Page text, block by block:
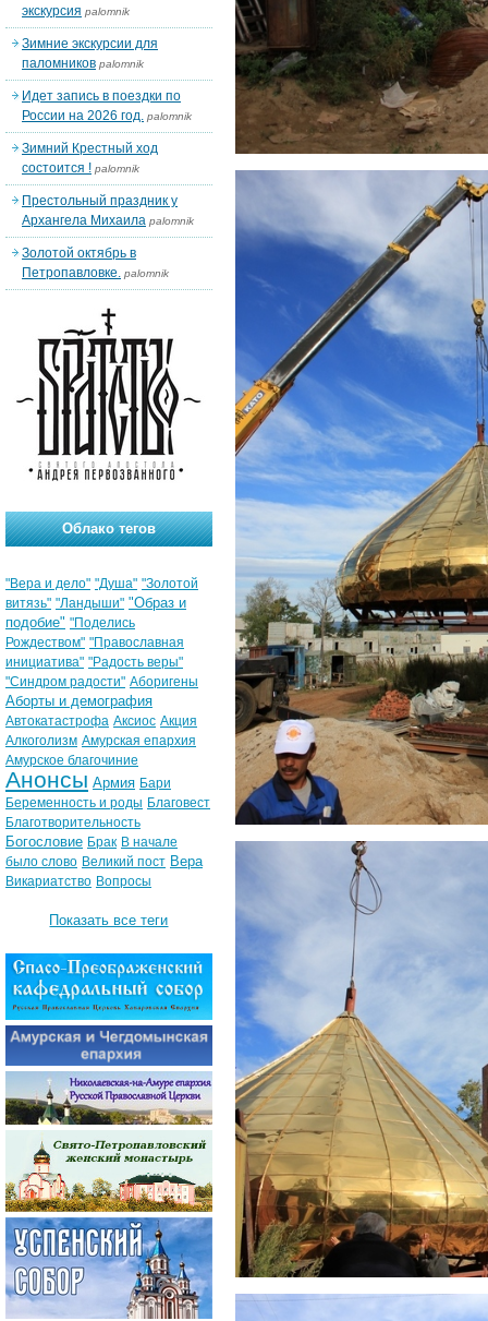
экскурсия palomnik
Зимние экскурсии для
паломников palomnik
Идет запись в поездки по
России на 2026 год. palomnik
Зимний Крестный ход
состоится ! palomnik
Престольный праздник у
Архангела Михаила palomnik
Золотой октябрь в
Петропавловке. palomnik
Облако тегов
"Вера и дело" "Душа" "Золотой
витязь" "Ландыши" "Образ и
подобие" "Поделись
Рождеством" "Православная
инициатива" "Радость веры"
"Синдром радости" Аборигены
Аборты и демография
Автокатастрофа Аксиос Акция
Алкоголизм Амурская епархия
Амурское благочиние
Анонсы Армия Бари
Беременность и роды Благовест
Благотворительность
Богословие Брак В начале
было слово Великий пост Вера
Викариатство Вопросы
Показать все теги